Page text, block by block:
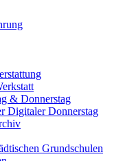
& Donnerstag
Digitaler Donnerstag
Grundschulen